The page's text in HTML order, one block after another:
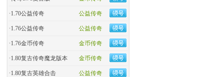
公益传奇
·1.70公益传奇
公益传奇
·1.76公益传奇
金币传奇
·1.76金币传奇
金币传奇
·1.80复古传奇魔龙版本
公益传奇
·1.80复古英雄合击